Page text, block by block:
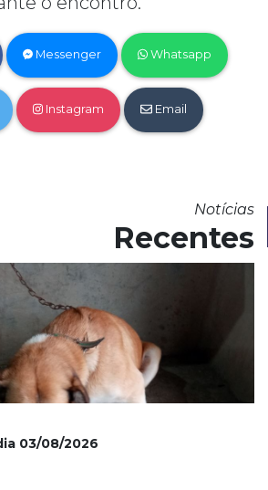
Messenger Whatsapp
Instagram Email
Notícias
Recentes
03/08/2026